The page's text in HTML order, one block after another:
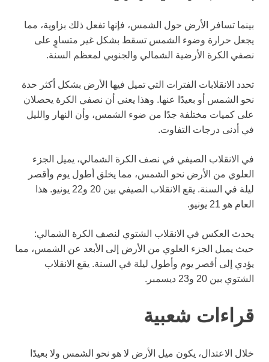
بينما تسافر الأرض حول الشمس، فإنها تفعل ذلك بزاوية، مما
يجعل حرارة وضوء الشمس تسقط بشكل غير متساوٍ على
نصفي الكرة الأرضية الشمالي والجنوبي لمعظم السنة.
تحدد الانقلابات الفترات التي تميل فيها الأرض بشكل أكثر حدة
نحو الشمس أو بعيدًا عنها. وهذا يعني أن نصفي الكرة يحصلان
على كميات مختلفة جدًا من ضوء الشمس، وأن النهار والليل
في أدنى درجات التفاوت.
في الانقلاب الصيفي في نصف الكرة الشمالي، يميل الجزء
العلوي من الأرض نحو الشمس، مما يخلق أطول يوم وأقصر
ليلة في السنة. يقع الانقلاب الصيفي بين 20 و22 يونيو. هذا
العام هو 21 يونيو.
يحدث العكس في الانقلاب الشتوي لنصف الكرة الشمالي:
حيث يميل الجزء العلوي من الأرض إلى الأبعد عن الشمس، مما
يؤدي إلى أقصر يوم وأطول ليلة في السنة. يقع الانقلاب
الشتوي بين 20 و23 ديسمبر.
قراءات شعبية
خلال الاعتدال، يكون ميل الأرض لا هو نحو الشمس ولا بعيدًا